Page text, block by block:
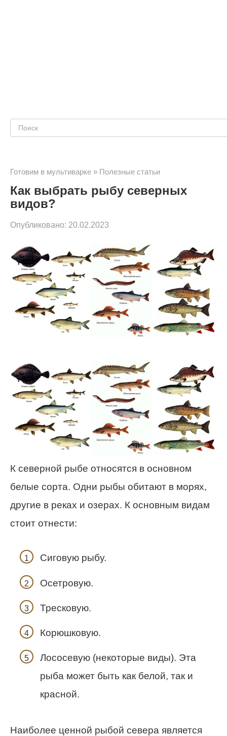
Поиск:
Готовим в мультиварке » Полезные статьи
Как выбрать рыбу северных
видов?
Опубликовано: 20.02.2023
К северной рыбе относятся в основном
белые сорта. Одни рыбы обитают в морях,
другие в реках и озерах. К основным видам
стоит отнести:
Сиговую рыбу.
Осетровую.
Тресковую.
Корюшковую.
Лососевую (некоторые виды). Эта
рыба может быть как белой, так и
красной.
Наиболее ценной рыбой севера является